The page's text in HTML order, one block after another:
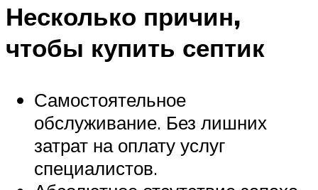
Несколько причин,
чтобы купить септик
Самостоятельное
обслуживание. Без лишних
затрат на оплату услуг
специалистов.